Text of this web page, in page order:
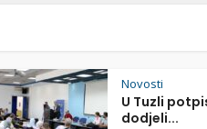
Novosti
U Tuzli
dodjeli...